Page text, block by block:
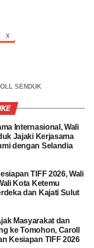
X
SENDUK
Internasional, Wali
Jajaki Kerjasama
dengan Selandia
TIFF 2026, Wali
Kota Ketemu
dan Kajati Sulut
Masyarakat dan
ke Tomohon, Caroll
Kesiapan TIFF 2026